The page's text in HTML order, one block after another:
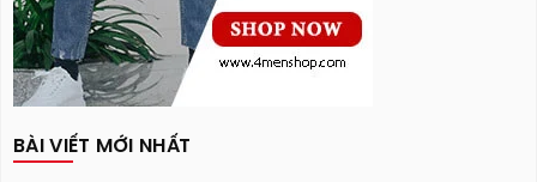
BÀI VIẾT MỚI NHẤT